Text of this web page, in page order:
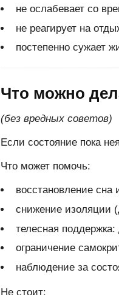
не ослабевает со
не реагирует на
постепенно сужает
Что можно
(без вредных советов)
Если состояние пока
Что может помочь:
восстановление сна
снижение изоляции
телесная
ограничение
наблюдение за
Не стоит: